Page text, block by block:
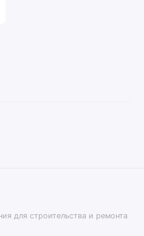
для строительства и ремонта